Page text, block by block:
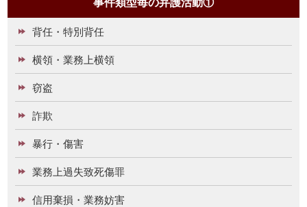
背任・特別背任
横領・業務上横領
窃盗
詐欺
暴行・傷害
業務上過失致死傷罪
信用棄損・業務妨害